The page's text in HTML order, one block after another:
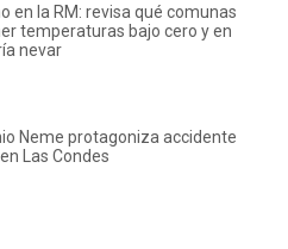
en la RM: revisa qué comunas
temperaturas bajo cero y en
nevar
Neme protagoniza accidente
Las Condes